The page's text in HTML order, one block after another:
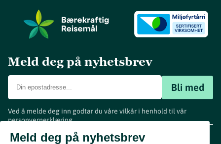
Meld deg på nyhetsbrev
Bli med
Ved å melde deg inn godtar du våre vilkår i henhold til vår
personvernerklæring.
Meld deg på nyhetsbrev
www.visitvestfold.com